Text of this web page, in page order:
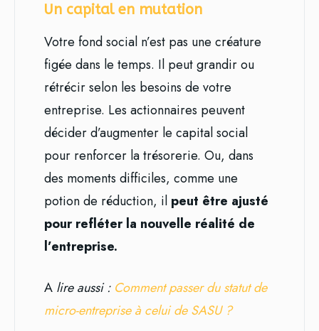
Un capital en mutation
Votre fond social n’est pas une créature
figée dans le temps. Il peut grandir ou
rétrécir selon les besoins de votre
entreprise. Les actionnaires peuvent
décider d’augmenter le capital social
pour renforcer la trésorerie. Ou, dans
des moments difficiles, comme une
potion de réduction, il peut être ajusté
pour refléter la nouvelle réalité de
l’entreprise.
Alire aussi : Comment passer du statut de
micro-entreprise à celui de SASU ?